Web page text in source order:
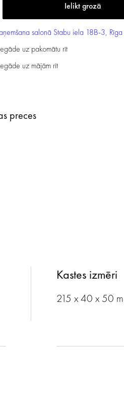
salonā Stabu iela 18B-3, Rīga
uz pakomātu rīt
uz mājām rīt
preces
Kastes izmēri
215 x 40 x 50